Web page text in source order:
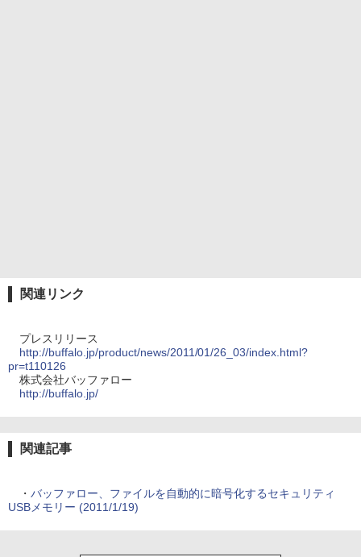
関連リンク
プレスリリース
http://buffalo.jp/product/news/2011/01/26_03/index.html?
pr=t110126
株式会社バッファロー
http://buffalo.jp/
関連記事
・ バッファロー、ファイルを自動的に暗号化するセキュリティ
USBメモリー (2011/1/19)